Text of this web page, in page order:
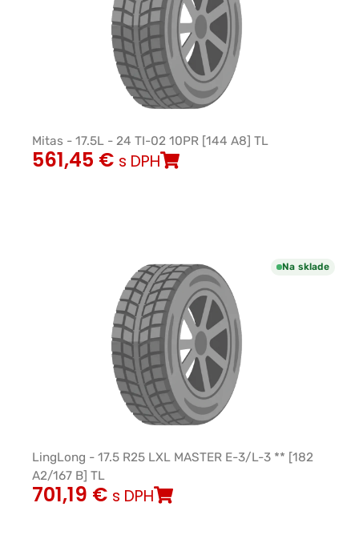
Mitas - 17.5L - 24 TI-02 10PR [144 A8] TL
561,45 € s DPH
Na sklade
LingLong - 17.5 R25 LXL MASTER E-3/L-3 ** [182
A2/167 B] TL
701,19 € s DPH